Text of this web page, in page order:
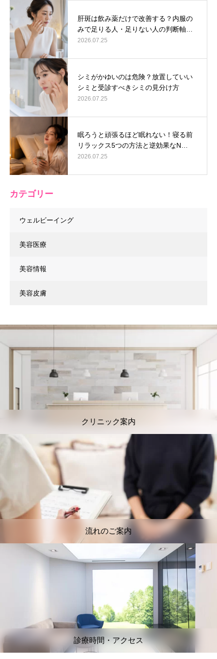
肝斑は飲み薬だけで改善する？内服の
みで足りる人・足りない人の判断軸…
2026.07.25
シミがかゆいのは危険？放置していい
シミと受診すべきシミの見分け方
2026.07.25
眠ろうと頑張るほど眠れない！寝る前
リラックス5つの方法と逆効果なN…
2026.07.25
カテゴリー
ウェルビーイング
美容医療
美容情報
美容皮膚
クリニック案内
流れのご案内
診療時間・アクセス